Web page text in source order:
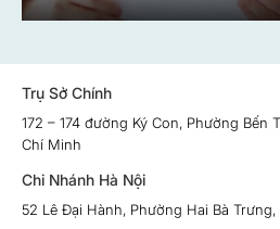
Trụ Sở Chính
172 – 174 đường Ký Con, Phường Bến
Chí Minh
Chi Nhánh Hà Nội
52 Lê Đại Hành, Phường Hai Bà